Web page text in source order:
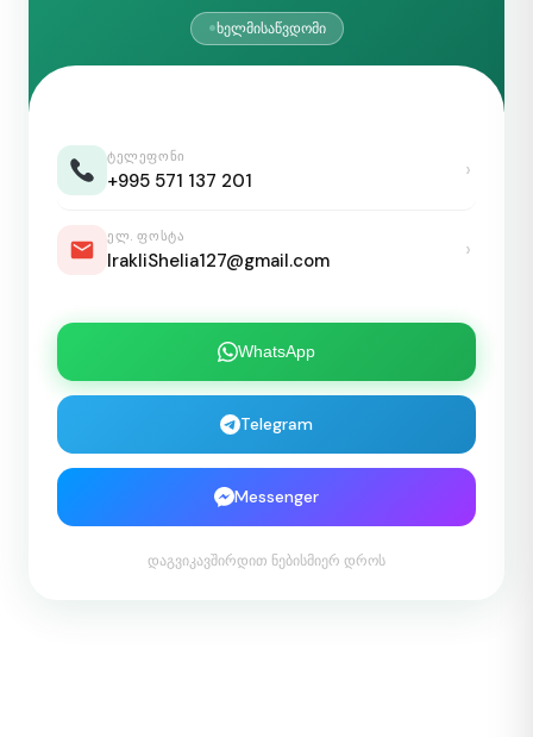
ხელმისაწვდომი
ᲢᲔᲚᲔᲤᲝᲜᲘ
+995 571 137 201 ›
ᲔᲚ. ᲤᲝᲡᲢᲐ
IrakliShelia127@gmail.com ›
WhatsApp
Telegram
Messenger
დაგვიკავშირდით ნებისმიერ დროს